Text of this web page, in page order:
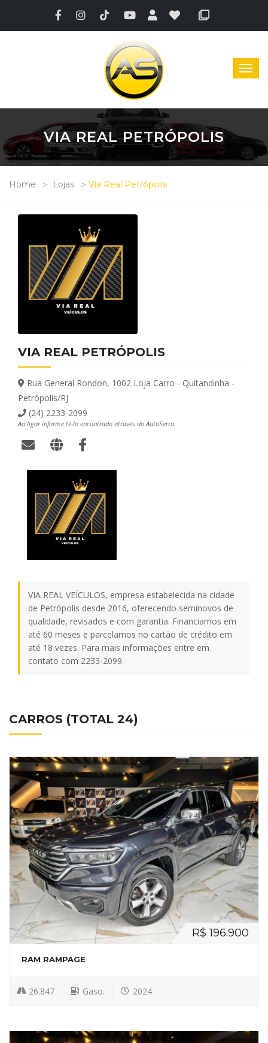
VIA REAL PETRÓPOLIS
Home Lojas Via Real Petrópolis
VIA REAL PETRÓPOLIS
Rua General Rondon, 1002 Loja Carro - Quitandinha -
Petrópolis/RJ
(24) 2233-2099
Ao ligar informe tê-lo encontrado através do AutoSerra.
VIA REAL VEÍCULOS, empresa estabelecida na cidade
de Petrópolis desde 2016, oferecendo seminovos de
qualidade, revisados e com garantia. Financiamos em
até 60 meses e parcelamos no cartão de crédito em
até 18 vezes. Para mais informações entre em
contato com 2233-2099.
CARROS (TOTAL 24)
R$ 196.900
RAM RAMPAGE
26.847 Gaso. 2024